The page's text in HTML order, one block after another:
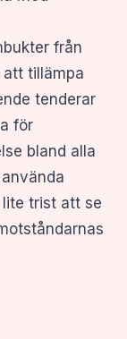
från
tillämpa
tenderar
för
bland alla
trist att se